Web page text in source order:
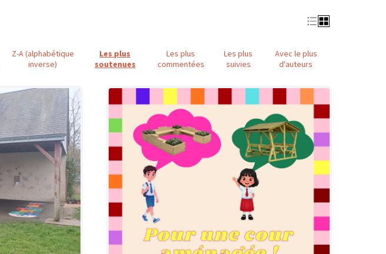
Z-A (alphabétique
inverse)
Les plus
soutenues
Les plus
commentées
Les plus
suivies
Avec le plus
d'auteurs